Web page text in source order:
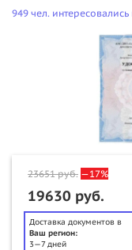
949 чел.
23651руб. —17%
19630 руб.
Доставка документов в
Ваш регион:
3—7 дней